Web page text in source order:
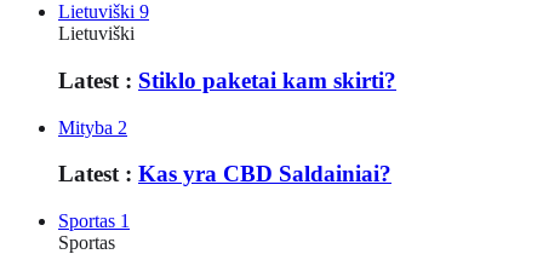
Lietuviški 9
Lietuviški
Latest : Stiklo paketai kam skirti?
Mityba 2
Latest : Kas yra CBD Saldainiai?
Sportas 1
Sportas